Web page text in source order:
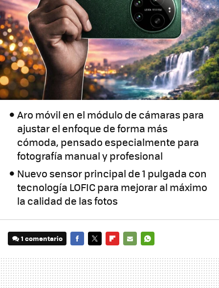
Aro móvil en el módulo de cámaras para
ajustar el enfoque de forma más
cómoda, pensado especialmente para
fotografía manual y profesional
Nuevo sensor principal de 1 pulgada con
tecnología LOFIC para mejorar al máximo
la calidad de las fotos
1 comentario
MAIL